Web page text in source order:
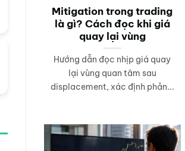
Mitigation trong trading
là gì? Cách đọc khi giá
quay lại vùng
Hướng dẫn đọc nhịp giá quay
lại vùng quan tâm sau
displacement, xác định phản...